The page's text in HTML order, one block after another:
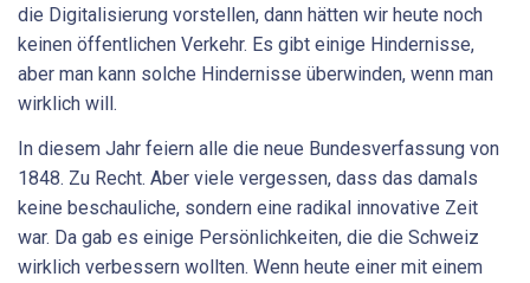
die Digitalisierung vorstellen, dann hätten wir heute noch
keinen öffentlichen Verkehr. Es gibt einige Hindernisse,
aber man kann solche Hindernisse überwinden, wenn man
wirklich will.
In diesem Jahr feiern alle die neue Bundesverfassung von
1848. Zu Recht. Aber viele vergessen, dass das damals
keine beschauliche, sondern eine radikal innovative Zeit
war. Da gab es einige Persönlichkeiten, die die Schweiz
wirklich verbessern wollten. Wenn heute einer mit einem